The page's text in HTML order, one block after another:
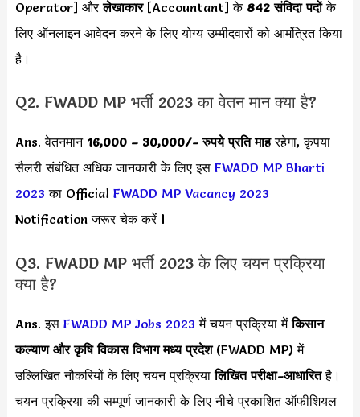
Operator] औरलेखाकार[Accountant] के 842 संविदा पदोंके
लिए ऑनलाइन आवेदन करने के लिए योग्य उम्मीदवारों को आमंत्रित किया
है।
Q2. FWADD MP भर्ती 2023 का वेतन मान क्या है?
Ans. वेतनमान16,000 – 30,000/-रुपये प्रति माहरहेगा, कृपया
सैलरी संबंधित अधिक जानकारी के लिए इस FWADD MP Bharti
2023 का Official FWADD MP Vacancy 2023
Notification जरूर चेक करें l
Q3. FWADD MP भर्ती 2023 के लिए चयन प्रक्रिया
क्या है?
Ans. इस FWADD MP Jobs 2023 में चयन प्रक्रिया मेंकिसान
कल्याण और कृषि विकास विभाग मध्य प्रदेश(FWADD MP) में
उल्लिखित नौकरियों के लिए चयन प्रक्रियालिखित परीक्षा-आधारितहै।
चयन प्रक्रिया की सम्पूर्ण जानकारी के लिए नीचे प्रकाशित ऑफीशियल